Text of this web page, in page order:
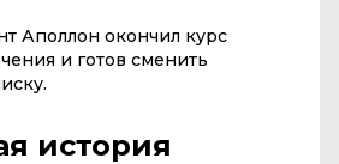
Аполлон окончил курс
и готов сменить
история